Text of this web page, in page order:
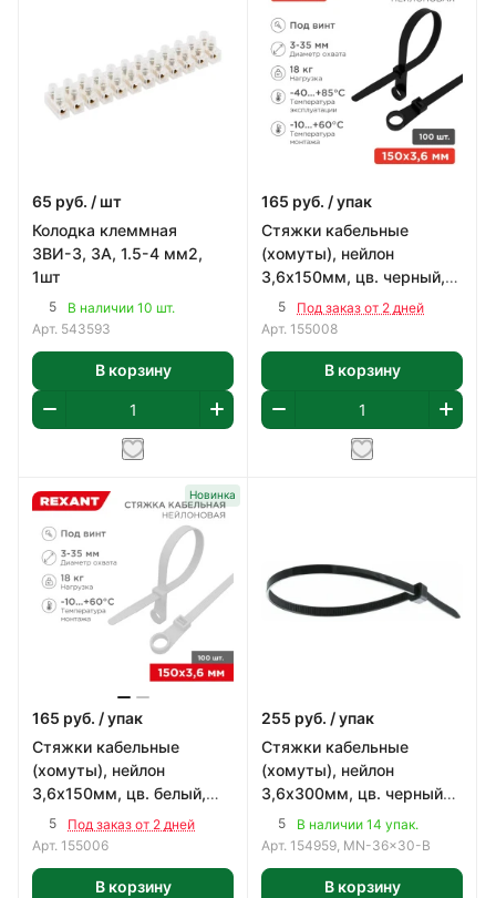
65 руб. / шт
Колодка клеммная
ЗВИ-3, 3А, 1.5-4 мм2,
1шт
5
В наличии 10 шт.
Арт. 543593
В корзину
165 руб. / упак
Стяжки кабельные
(хомуты), нейлон
3,6х150мм, цв. черный,
под винт (100шт)
5
Под заказ от 2 дней
Арт. 155008
В корзину
Новинка
165 руб. / упак
Стяжки кабельные
(хомуты), нейлон
3,6х150мм, цв. белый,
под винт (100шт)
5
Под заказ от 2 дней
Арт. 155006
В корзину
255 руб. / упак
Стяжки кабельные
(хомуты), нейлон
3,6х300мм, цв. черный
(100шт)
5
В наличии 14 упак.
Арт. 154959, MN-36x30-B
В корзину